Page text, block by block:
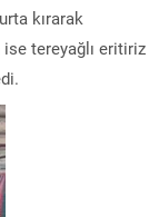
kırarak
tereyağlı eritiriz